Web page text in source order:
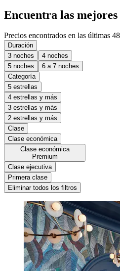
Encuentra las
Precios encontrados en las últimas
Duración
3 noches
4 noches
5 noches
6 a 7 noches
Categoría
5 estrellas
4 estrellas y más
3 estrellas y más
2 estrellas y más
Clase
Clase económica
Clase económica
Premium
Clase ejecutiva
Primera clase
Eliminar todos los filtros